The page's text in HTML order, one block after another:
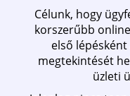
Célunk, hogy
korszerűbb
első
megtekintését
üzleti